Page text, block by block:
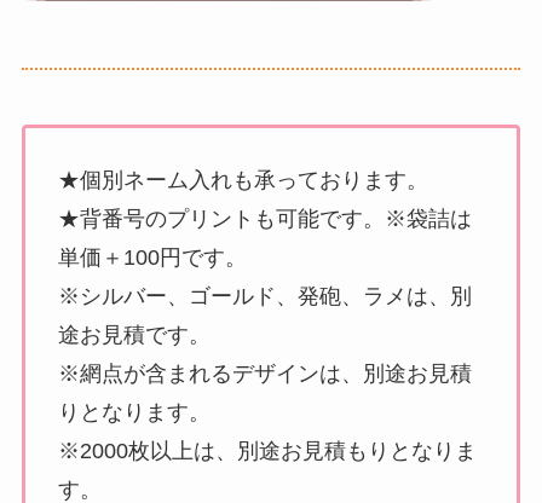
★個別ネーム入れも承っております。
★背番号のプリントも可能です。※袋詰は
単価＋100円です。
※シルバー、ゴールド、発砲、ラメは、別
途お見積です。
※網点が含まれるデザインは、別途お見積
りとなります。
※2000枚以上は、別途お見積もりとなりま
す。